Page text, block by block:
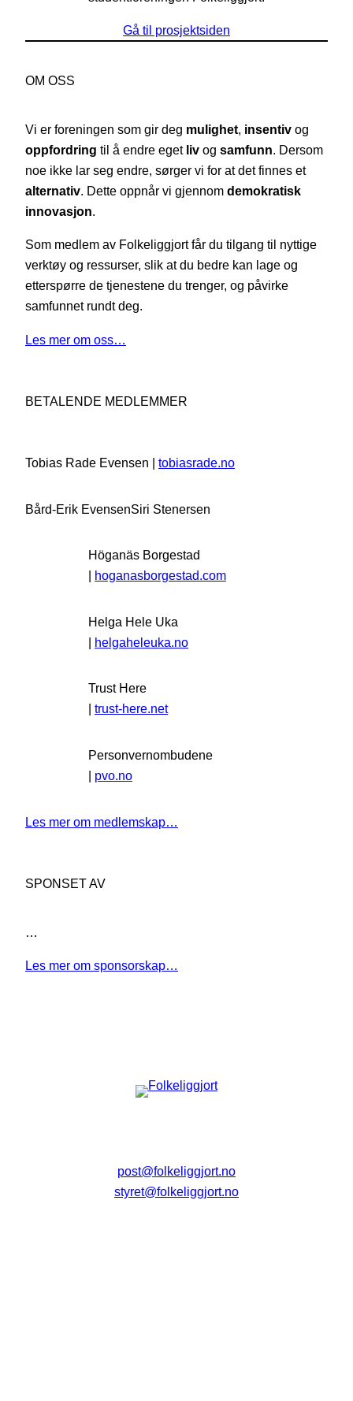
Gå til prosjektsiden
OM OSS
Vi er foreningen som gir deg mulighet, insentiv og
oppfordring til å endre eget liv og samfunn. Dersom
noe ikke lar seg endre, sørger vi for at det finnes et
alternativ. Dette oppnår vi gjennom demokratisk
innovasjon.
Som medlem av Folkeliggjort får du tilgang til nyttige
verktøy og ressurser, slik at du bedre kan lage og
etterspørre de tjenestene du trenger, og påvirke
samfunnet rundt deg.
Les mer om oss…
BETALENDE MEDLEMMER
Tobias Rade Evensen | tobiasrade.no
Bård-Erik EvensenSiri Stenersen
Höganäs Borgestad
| hoganasborgestad.com
Helga Hele Uka
| helgaheleuka.no
Trust Here
trust-here.net
Personvernombudene
| pvo.no
Les mer om medlemskap…
SPONSET AV
…
Les mer om sponsorskap…
post@folkeliggjort.no
styret@folkeliggjort.no